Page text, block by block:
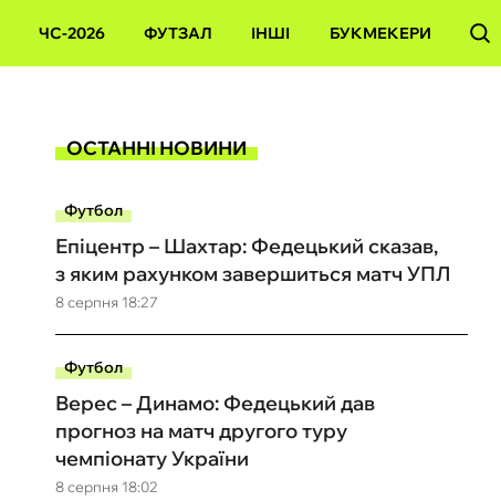
ЧС-2026 ФУТЗАЛ ІНШІ БУКМЕКЕРИ
ОСТАННІ НОВИНИ
Футбол
8 серпня 18:27
Епіцентр – Шахтар: Федецький сказав,
з яким рахунком завершиться матч УПЛ
Футбол
8 серпня 18:02
Верес – Динамо: Федецький дав
прогноз на матч другого туру
чемпіонату України